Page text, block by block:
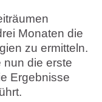
Monaten die
zu ermitteln.
nun die erste
Ergebnisse